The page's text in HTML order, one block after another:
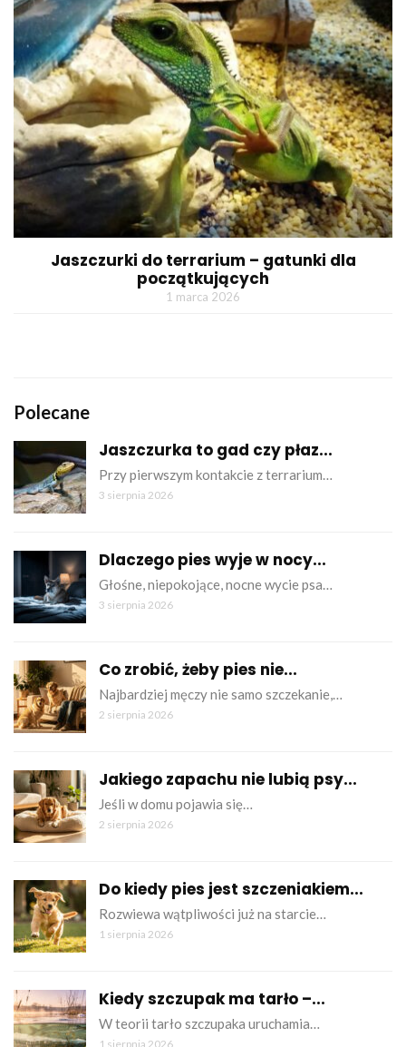
Jaszczurki do terrarium – gatunki dla
początkujących
1 marca 2026
Polecane
Jaszczurka to gad czy płaz...
Przy pierwszym kontakcie z terrarium…
3 sierpnia 2026
Dlaczego pies wyje w nocy...
Głośne, niepokojące, nocne wycie psa…
3 sierpnia 2026
Co zrobić, żeby pies nie...
Najbardziej męczy nie samo szczekanie,…
2 sierpnia 2026
Jakiego zapachu nie lubią psy...
Jeśli w domu pojawia się…
2 sierpnia 2026
Do kiedy pies jest szczeniakiem...
Rozwiewa wątpliwości już na starcie…
1 sierpnia 2026
Kiedy szczupak ma tarło –...
W teorii tarło szczupaka uruchamia…
1 sierpnia 2026